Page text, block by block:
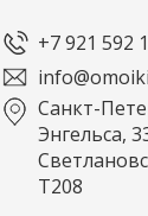
+7 921 592
Санкт-
Энгельса,
Т208